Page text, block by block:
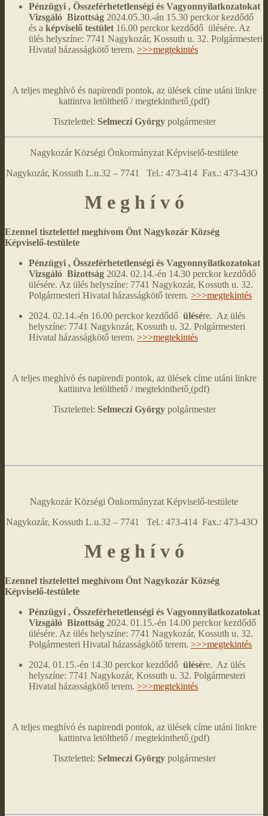
Pénzügyi , Összeférhetetlenségi és Vagyonnyilatkozatokat
Vizsgáló Bizottság 2024.05.30.-án 15.30 perckor kezdődő
és a képviselő testület 16.00 perckor kezdődő ülésére. Az
ülés helyszíne: 7741 Nagykozár, Kossuth u. 32. Polgármesteri
Hivatal házasságkötő terem. >>>megtekintés
A teljes meghívó és napirendi pontok, az ülések címe utáni linkre
kattintva letölthető / megtekinthető (pdf)
Tisztelettel: Selmeczi Györgypolgármester
Nagykozár Községi Önkormányzat Képviselő-testülete
Nagykozár, Kossuth L.u.32 – 7741 Tel.: 473-414 Fax.: 473-43O
M e g h í v ó
Ezennel tisztelettel meghívom Önt Nagykozár Község
Képviselő-testülete
Pénzügyi , Összeférhetetlenségi és Vagyonnyilatkozatokat
Vizsgáló Bizottság 2024. 02.14.-én 14.30 perckor kezdődő
ülésére. Az ülés helyszíne: 7741 Nagykozár, Kossuth u. 32.
Polgármesteri Hivatal házasságkötő terem. >>>megtekintés
2024. 02.14.-én 16.00 perckor kezdődő ülésére. Az ülés
helyszíne: 7741 Nagykozár, Kossuth u. 32. Polgármesteri
Hivatal házasságkötő terem. >>>megtekintés
A teljes meghívó és napirendi pontok, az ülések címe utáni linkre
kattintva letölthető / megtekinthető (pdf)
Tisztelettel: Selmeczi Györgypolgármester
Nagykozár Községi Önkormányzat Képviselő-testülete
Nagykozár, Kossuth L.u.32 – 7741 Tel.: 473-414 Fax.: 473-43O
M e g h í v ó
Ezennel tisztelettel meghívom Önt Nagykozár Község
Képviselő-testülete
Pénzügyi , Összeférhetetlenségi és Vagyonnyilatkozatokat
Vizsgáló Bizottság 2024. 01.15.-én 14.00 perckor kezdődő
ülésére. Az ülés helyszíne: 7741 Nagykozár, Kossuth u. 32.
Polgármesteri Hivatal házasságkötő terem. >>>megtekintés
2024. 01.15.-én 14.30 perckor kezdődő ülésére. Az ülés
helyszíne: 7741 Nagykozár, Kossuth u. 32. Polgármesteri
Hivatal házasságkötő terem. >>>megtekintés
A teljes meghívó és napirendi pontok, az ülések címe utáni linkre
kattintva letölthető / megtekinthető (pdf)
Tisztelettel: Selmeczi Györgypolgármester